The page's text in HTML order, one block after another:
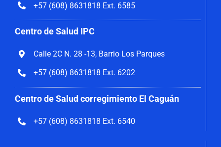
+57 (608) 8631818 Ext. 6585
Centro de Salud IPC
Calle 2C N. 28 -13, Barrio Los Parques
+57 (608) 8631818 Ext. 6202
Centro de Salud corregimiento El Caguán
+57 (608) 8631818 Ext. 6540